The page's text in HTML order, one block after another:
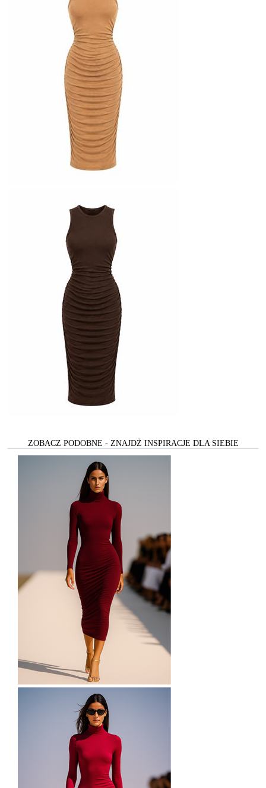
ZOBACZ PODOBNE - ZNAJDŻ INSPIRACJE DLA SIEBIE